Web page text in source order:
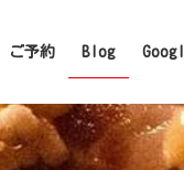
ご予約 Blog